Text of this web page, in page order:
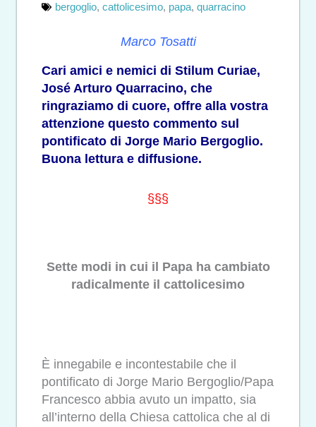
bergoglio, cattolicesimo, papa, quarracino
Marco Tosatti
Cari amici e nemici di Stilum Curiae,
José Arturo Quarracino, che
ringraziamo di cuore, offre alla vostra
attenzione questo commento sul
pontificato di Jorge Mario Bergoglio.
Buona lettura e diffusione.
§§§
Sette modi in cui il Papa ha cambiato
radicalmente il cattolicesimo
È innegabile e incontestabile che il
pontificato di Jorge Mario Bergoglio/Papa
Francesco abbia avuto un impatto, sia
all’interno della Chiesa cattolica che al di